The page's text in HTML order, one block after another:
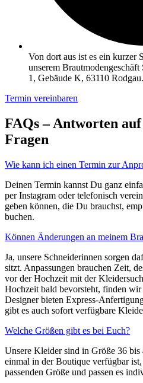
Von dort aus ist es ein kurzer
unserem Brautmodengeschäft
1, Gebäude K, 63110 Rodgau.
Termin vereinbaren
FAQs – Antworten
Fragen
Wie kann ich einen Termin zur
Deinen Termin kannst Du ganz
per Instagram oder telefonisch
geben können, die Du brauchst,
buchen.
Können Änderungen an meinem
Ja, unsere Schneiderinnen sorgen
sitzt. Anpassungen brauchen Zeit,
vor der Hochzeit mit der
Hochzeit bald bevorsteht, finden
Designer bieten Express-
gibt es auch sofort verfügbare
Welche Größen gibt es bei Euch?
Unsere Kleider sind in Größe 36
einmal in der Boutique verfügbar
passenden Größe und passen es